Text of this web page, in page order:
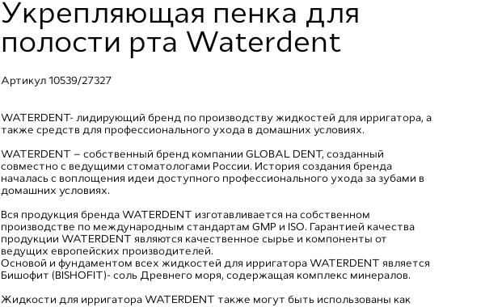
Укрепляющая пенка для
полости рта Waterdent
Артикул 10539/27327
WATERDENT- лидирующий бренд по производству жидкостей для ирригатора, а
также средств для профессионального ухода в домашних условиях.
WATERDENT – собственный бренд компании GLOBAL DENT, созданный
совместно с ведущими стоматологами России. История создания бренда
началась с воплощения идеи доступного профессионального ухода за зубами в
домашних условиях.
Вся продукция бренда WATERDENT изготавливается на собственном
производстве по международным стандартам GMP и ISO. Гарантией качества
продукции WATERDENT являются качественное сырье и компоненты от
ведущих европейских производителей.
Основой и фундаментом всех жидкостей для ирригатора WATERDENT является
Бишофит (BISHOFIT)- соль Древнего моря, содержащая комплекс минералов.
Жидкости для ирригатора WATERDENT также могут быть использованы как